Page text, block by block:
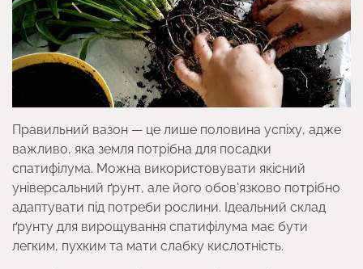
Правильний вазон — це лише половина успіху, адже
важливо, яка земля потрібна для посадки
спатифілума. Можна використовувати якісний
універсальний ґрунт, але його обов’язково потрібно
адаптувати під потреби рослини. Ідеальний склад
ґрунту для вирощування спатифілума має бути
легким, пухким та мати слабку кислотність.